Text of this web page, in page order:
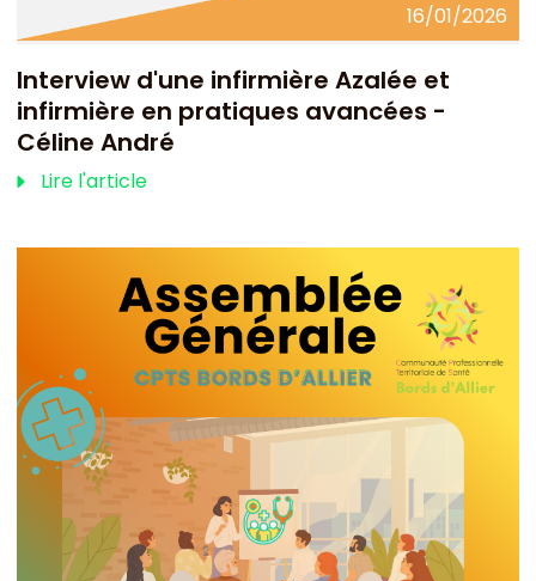
16/01/2026
Interview d'une infirmière Azalée et
infirmière en pratiques avancées -
Céline André
Lire l'article